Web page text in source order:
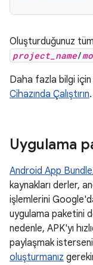
Oluşturduğunuz
project_name/
Daha fazla bilgi için
Cihazında Çalıştırın.
Uygulama
Android App Bundle
kaynakları derler,
işlemlerini
uygulama paketini
nedenle, APK'yı
paylaşmak
oluşturmanız